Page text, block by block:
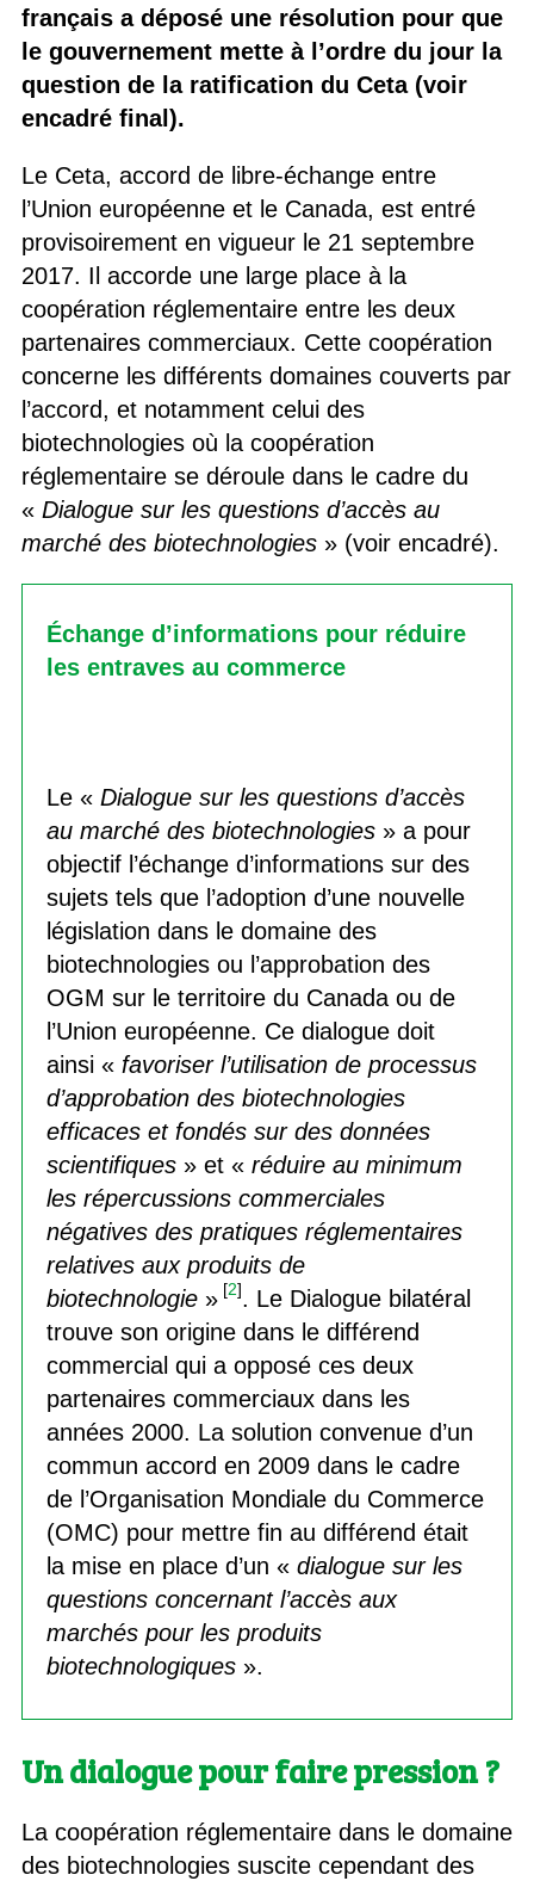
français a déposé une résolution pour que
le gouvernement mette à l’ordre du jour la
question de la ratification du Ceta (voir
encadré final).
Le Ceta, accord de libre-échange entre
l’Union européenne et le Canada, est entré
provisoirement en vigueur le 21 septembre
2017. Il accorde une large place à la
coopération réglementaire entre les deux
partenaires commerciaux. Cette coopération
concerne les différents domaines couverts par
l’accord, et notamment celui des
biotechnologies où la coopération
réglementaire se déroule dans le cadre du
« Dialogue sur les questions d’accès au
marché des biotechnologies» (voir encadré).
Échange d’informations pour réduire
les entraves au commerce
Le « Dialogue sur les questions d’accès
au marché des biotechnologies» a pour
objectif l’échange d’informations sur des
sujets tels que l’adoption d’une nouvelle
législation dans le domaine des
biotechnologies ou l’approbation des
OGM sur le territoire du Canada ou de
l’Union européenne. Ce dialogue doit
ainsi « favoriser l’utilisation de processus
d’approbation des biotechnologies
efficaces et fondés sur des données
scientifiques» et « réduire au minimum
les répercussions commerciales
négatives des pratiques réglementaires
relatives aux produits de
biotechnologie» [2]. Le Dialogue bilatéral
trouve son origine dans le différend
commercial qui a opposé ces deux
partenaires commerciaux dans les
années 2000. La solution convenue d’un
commun accord en 2009 dans le cadre
de l’Organisation Mondiale du Commerce
(OMC) pour mettre fin au différend était
la mise en place d’un « dialogue sur les
questions concernant l’accès aux
marchés pour les produits
biotechnologiques».
Un dialogue pour faire pression ?
La coopération réglementaire dans le domaine
des biotechnologies suscite cependant des